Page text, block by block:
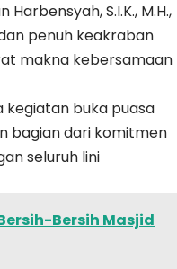
S.I.K., M.H.,
penuh keakraban
makna kebersamaan
kegiatan buka puasa
bagian dari komitmen
seluruh lini
Bersih Masjid